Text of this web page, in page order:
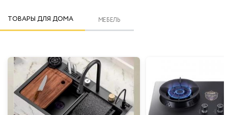
ТОВАРЫ ДЛЯ ДОМА МЕБЕЛЬ